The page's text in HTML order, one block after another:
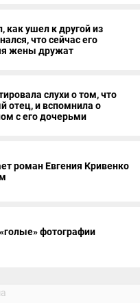
как ушел к другой из
что сейчас его
жены дружат
слухи о том, что
отец, и вспомнила о
с его дочерьми
роман Евгения Кривенко
фотографии